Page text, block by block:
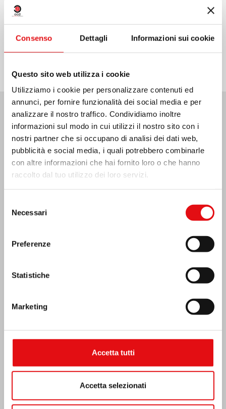
Consenso Dettagli Informazioni sui cookie
Questo sito web utilizza i cookie
Utilizziamo i cookie per personalizzare contenuti ed
annunci, per fornire funzionalità dei social media e per
analizzare il nostro traffico. Condividiamo inoltre
informazioni sul modo in cui utilizzi il nostro sito con i
nostri partner che si occupano di analisi dei dati web,
pubblicità e social media, i quali potrebbero combinarle
con altre informazioni che hai fornito loro o che hanno
raccolto dal tuo utilizzo dei loro servizi.
delNecessari
Preferenze
Statistiche
Marketing
Accetta tutti
Accetta selezionati
Condividi su:
Ultime Notizie:
MESSICO: ASSEMBLEA PLENARIA OCD
India: Benedizione e inaugurazione del
“Lumen Carmeli”